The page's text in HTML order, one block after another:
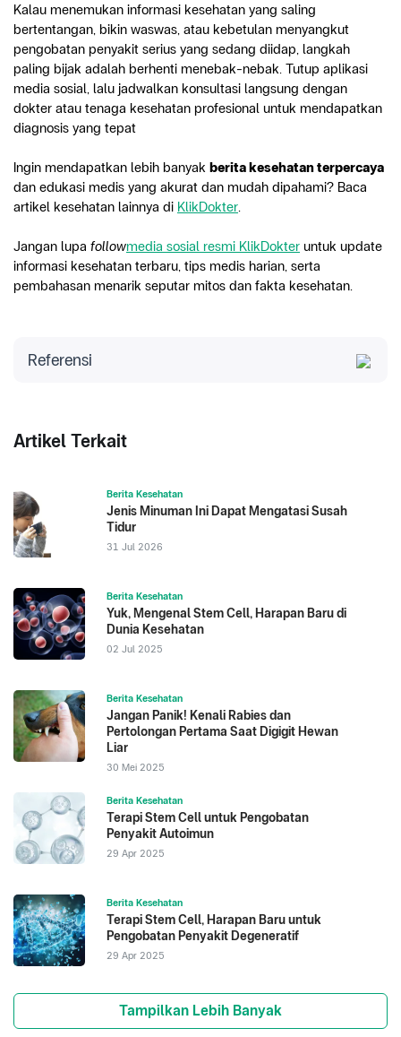
Kalau menemukan informasi kesehatan yang saling
bertentangan, bikin waswas, atau kebetulan menyangkut
pengobatan penyakit serius yang sedang diidap, langkah
paling bijak adalah berhenti menebak-nebak. Tutup aplikasi
media sosial, lalu jadwalkan konsultasi langsung dengan
dokter atau tenaga kesehatan profesional untuk mendapatkan
diagnosis yang tepat
Ingin mendapatkan lebih banyak berita kesehatan terpercaya
dan edukasi medis yang akurat dan mudah dipahami? Baca
artikel kesehatan lainnya di KlikDokter.
Jangan lupa followmedia sosial resmi KlikDokter untuk update
informasi kesehatan terbaru, tips medis harian, serta
pembahasan menarik seputar mitos dan fakta kesehatan.
Referensi
Johns Hopkins Medicine. Diakses pada 22 Mei 2026:
https://publichealth.jhu.edu/center-for-health-
from-communities-that-are-marginalized
National Library of Medicine. 2021.
on Social Media: Review. PubMed Central. Diakses pada
https://doi.org/10.4103/jmas.JMAS_98_19
Swire-Thompson, B., & Lazer, D. (2020).
Online Misinformation: Challenges and Recommendations
pada 23 Juni 2026: https://doi.org/10.1146/annurev-
publhealth-040119-094127
U.S. Food and Drug Administration. 2023.
Scams. FDA. Diakses pada 22 Mei 2026:
World Health Organization. 2022. Infodemic. WHO.
Diakses pada 22 Mei 2026: https://www.who.int/health-
topics/infodemic
Artikel Terkait
Berita Kesehatan
Jenis Minuman Ini Dapat Mengatasi Susah
Tidur
31 Jul 2026
Berita Kesehatan
Yuk, Mengenal Stem Cell, Harapan Baru di
Dunia Kesehatan
02 Jul 2025
Berita Kesehatan
Jangan Panik! Kenali Rabies dan
Pertolongan Pertama Saat Digigit Hewan
Liar
30 Mei 2025
Berita Kesehatan
Terapi Stem Cell untuk Pengobatan
Penyakit Autoimun
29 Apr 2025
Berita Kesehatan
Terapi Stem Cell, Harapan Baru untuk
Pengobatan Penyakit Degeneratif
29 Apr 2025
Tampilkan Lebih Banyak